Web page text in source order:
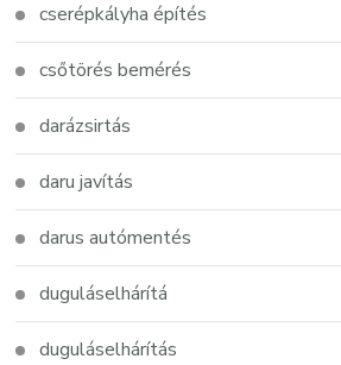
cserépkályha építés
csőtörés bemérés
darázsirtás
daru javítás
darus autómentés
duguláselhárítá
duguláselhárítás